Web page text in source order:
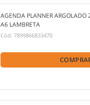
AGENDA PLANNER ARGOLADO
A6 LAMBRETA
Cód. 7899866833470